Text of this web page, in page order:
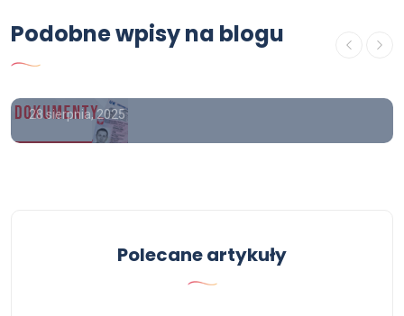
Podobne wpisy na blogu
Tu kupisz świadectwo średnie z
wpisem, maturę z wpisem
28 sierpnia, 2025
Polecane artykuły